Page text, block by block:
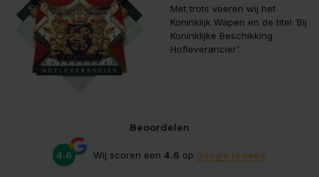
Met trots voeren wij het
Koninklijk Wapen en de titel ‘Bij
Koninklijke Beschikking
Hofleverancier'.
Beoordelen
4.6 Wij scoren een 4.6 op Google reviews